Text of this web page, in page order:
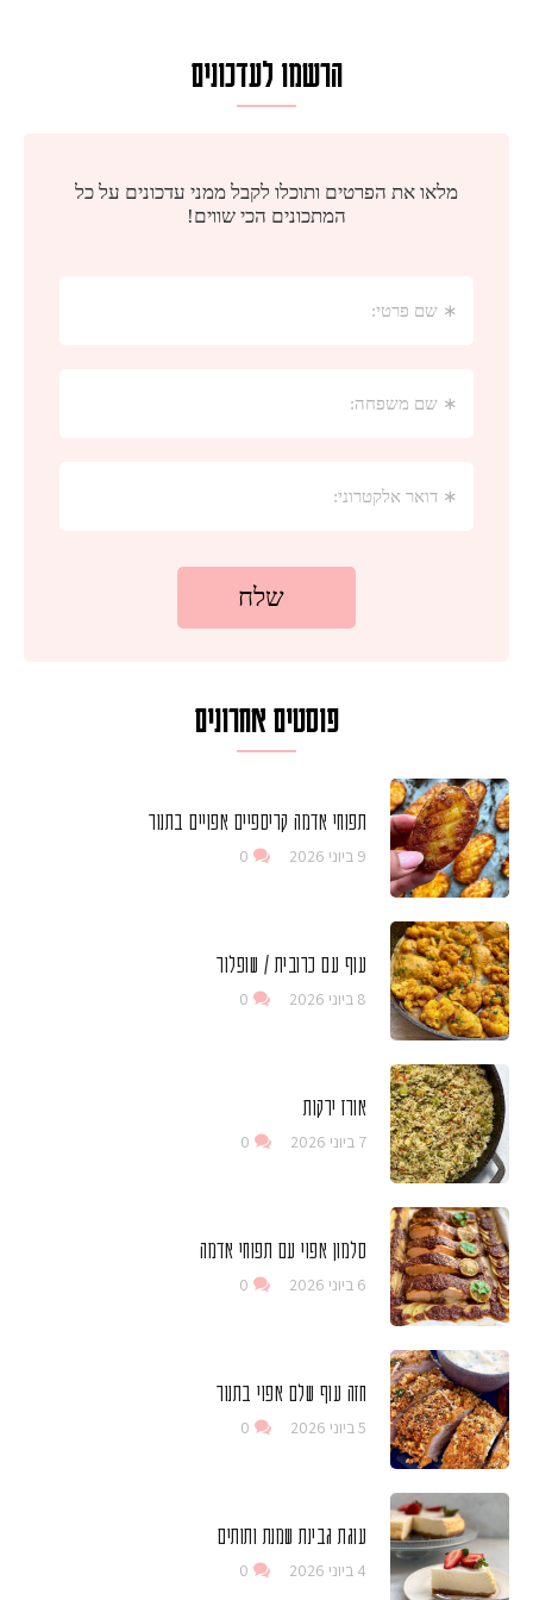
הרשמו לעדכונים
פוסטים אחרונים
תפוחי אדמה קריספיים אפויים בתנור
9 ביוני 2026 0
עוף עם כרובית / שופלור
8 ביוני 2026 0
אורז ירקות
7 ביוני 2026 0
סלמון אפוי עם תפוחי אדמה
6 ביוני 2026 0
חזה עוף שלם אפוי בתנור
5 ביוני 2026 0
עוגת גבינת שמנת ותותים
4 ביוני 2026 0